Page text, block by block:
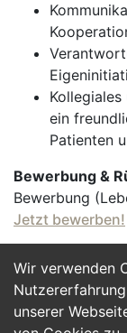
Wir verwenden
unserer
ein
Patienten
Bewerbung &
Bewerbung
Jetzt bewerben!